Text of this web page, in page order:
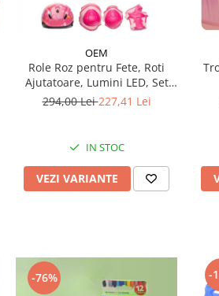
OEM
Role Roz pentru Fete, Roti
Ajutatoare, Lumini LED, Set
Protectie
294,00 Lei227,41 Lei
IN STOC
VEZI VARIANTE
-76% -